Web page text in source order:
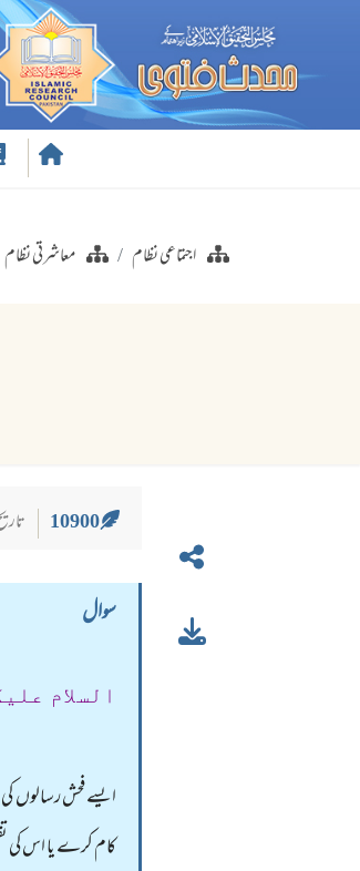
اجتماعی نظام معاشرتی نظام
10900
سوال
السلام
ایسے فحش رسالوں
کام کرے یا اس کی